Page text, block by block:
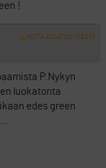
!
ILMOITA ASIATON VIESTI
P.Nykyn
luokatonta
edes green